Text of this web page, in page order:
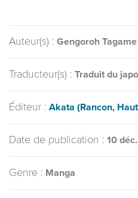
Auteur(s) : Gengoroh
Traducteur(s) : Traduit du
Éditeur : Akata (Rancon,
Date de publication : 10
Genre : Manga